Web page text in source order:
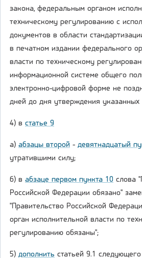
закона, федеральным органом
техническому регулированию с
документов в области
в печатном издании федерального
власти по техническому
информационной системе общего
электронно-цифровой форме не
дней до дня утверждения указанных
4) в статье 9
а) абзацы второй - девятнадцатый
утратившими силу;
б) в абзаце первом пункта 10 слова
Российской Федерации обязано"
"Правительство Российской
орган исполнительной власти по
регулированию обязаны";
5) дополнить статьей 9.1